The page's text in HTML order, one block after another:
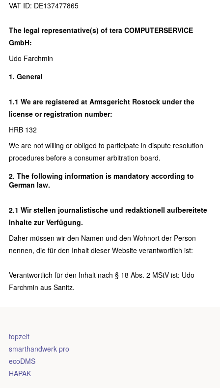
VAT ID: DE137477865
The legal representative(s) of tera COMPUTERSERVICE
GmbH:
Udo Farchmin
1. General
1.1 We are registered at Amtsgericht Rostock under the
license or registration number:
HRB 132
We are not willing or obliged to participate in dispute resolution
procedures before a consumer arbitration board.
2. The following information is mandatory according to
German law.
2.1 Wir stellen journalistische und redaktionell aufbereitete
Inhalte zur Verfügung.
Daher müssen wir den Namen und den Wohnort der Person
nennen, die für den Inhalt dieser Website verantwortlich ist:
Verantwortlich für den Inhalt nach § 18 Abs. 2 MStV ist: Udo
Farchmin aus Sanitz.
topzeit
smarthandwerk pro
ecoDMS
HAPAK